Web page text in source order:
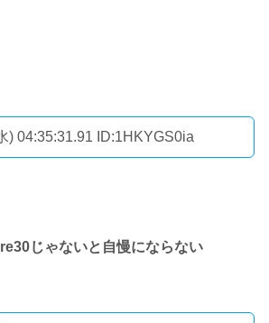
) 04:35:31.91 ID:1HKYGS0ia
じゃないと自慢にならない